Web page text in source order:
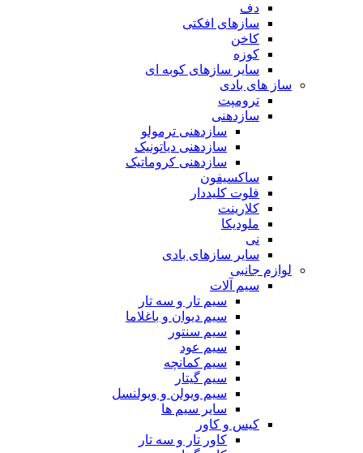
دف
سازهای افکتی
کاخن
کوزه
سایر سازهای کوبه ای
ساز های بادی
ترومپت
سازدهنی
سازدهنی ترمولو
سازدهنی دیاتونیک
سازدهنی کروماتیک
ساکسیفون
فلوت کلیددار
کلارینت
ملودیکا
نی
سایر سازهای بادی
لوازم جانبی
سیم آلات
سیم تار و سه تار
سیم دیوان و باغلاما
سیم سنتور
سیم عود
سیم کمانچه
سیم گیتار
سیم ویولن و ویولنسل
سایر سیم ها
کیس و کاور
کاور تار و سه تار